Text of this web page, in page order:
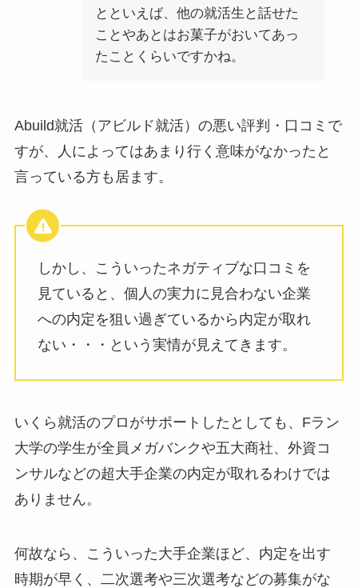
とといえば、他の就活生と話せた
ことやあとはお菓子がおいてあっ
たことくらいですかね。
Abuild就活（アビルド就活）の悪い評判・口コミで
すが、人によってはあまり行く意味がなかったと
言っている方も居ます。
しかし、こういったネガティブな口コミを
見ていると、個人の実力に見合わない企業
への内定を狙い過ぎているから内定が取れ
ない・・・という実情が見えてきます。
いくら就活のプロがサポートしたとしても、Fラン
大学の学生が全員メガバンクや五大商社、外資コ
ンサルなどの超大手企業の内定が取れるわけでは
ありません。
何故なら、こういった大手企業ほど、内定を出す
時期が早く、二次選考や三次選考などの募集がな